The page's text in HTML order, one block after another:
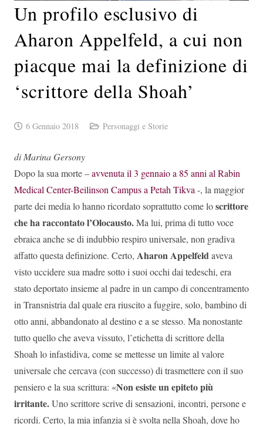
Un profilo esclusivo di
Aharon Appelfeld, a cui non
piacque mai la definizione di
‘scrittore della Shoah’
6 Gennaio 2018 Personaggi e Storie
di Marina Gersony
Dopo la sua morte –avvenuta il 3 gennaio a 85 anni al Rabin
Medical Center-Beilinson Campus a Petah Tikva-, la maggior
parte dei media lo hanno ricordato soprattutto come loscrittore
che ha raccontato l’Olocausto.Ma lui, prima di tutto voce
ebraica anche se di indubbio respiro universale, non gradiva
affatto questa definizione. Certo, Aharon Appelfeldaveva
visto uccidere sua madre sotto i suoi occhi dai tedeschi, era
stato deportato insieme al padre in un campo di concentramento
in Transnistria dal quale era riuscito a fuggire, solo, bambino di
otto anni, abbandonato al destino e a se stesso. Ma nonostante
tutto quello che aveva vissuto, l’etichetta di scrittore della
Shoah lo infastidiva, come se mettesse un limite al valore
universale che cercava (con successo) di trasmettere con il suo
pensiero e la sua scrittura: «Non esiste un epiteto più
irritante.Uno scrittore scrive di sensazioni, incontri, persone e
ricordi. Certo, la mia infanzia si è svolta nella Shoah, dove ho